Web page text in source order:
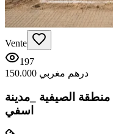
Vente
197
150.000 درهم مغربي
الصيفية _مدينة
اسفي